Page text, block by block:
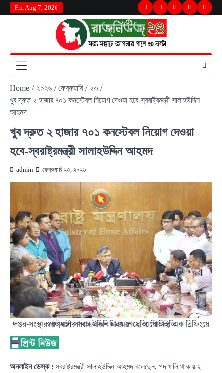
Skip
to
Fri, Aug 7, 2026
TwitterFacebookLinkedInInstagram
Home ২০২৬ ফেব্রুয়ারি
২৩
খুব দ্রুত ২ হাজার ৭০১ কনস্টেবল নিয়োগ দেওয়া হবে-স্বরাষ্ট্রমন্ত্রী সালাহউদ্দিন
আহমদ
খুব দ্রুত ২ হাজার ৭০১ কনস্টেবল নিয়োগ দেওয়া
হবে-স্বরাষ্ট্রমন্ত্রী সালাহউদ্দিন আহমদ
admin ফেব্রুয়ারি ২৩, ২০২৬
দপ্তর-সংস্থার প্রধানদের সঙ্গে মতবিনিময় শেষে আয়োজিত এক ব্রিফিংয়ে স্বরাষ্ট্রমন্ত্রী সালাহউদ্দিন আহমদ। ছবি: পিআইডি
অনলাইন ডেস্ক : স্বরাষ্ট্রমন্ত্রী সালাহউদ্দিন আহমদ বলেছেন, পদ খালি থাকায় ২